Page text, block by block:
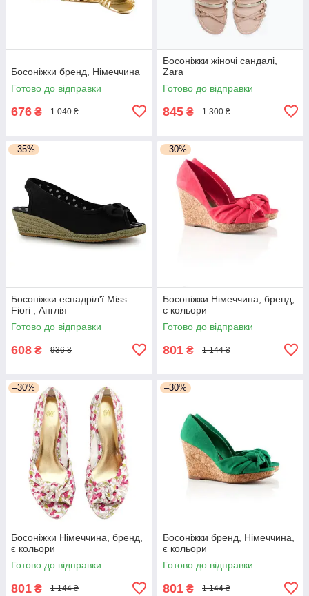
Босоніжки бренд, Німеччина
Готово до відправки
676 ₴ 1 040 ₴
Босоніжки жіночі сандалі,
Zara
Готово до відправки
845 ₴ 1 300 ₴
–35%
Босоніжки еспадріл'ї Miss
Fiori , Англія
Готово до відправки
608 ₴ 936 ₴
–30%
Босоніжки Німеччина, бренд,
є кольори
Готово до відправки
801 ₴ 1 144 ₴
–30%
Босоніжки Німеччина, бренд,
є кольори
Готово до відправки
801 ₴ 1 144 ₴
–30%
Босоніжки бренд, Німеччина,
є кольори
Готово до відправки
801 ₴ 1 144 ₴